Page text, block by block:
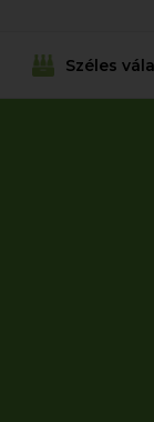
Széles